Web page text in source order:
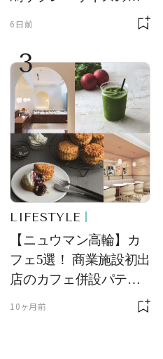
ーチ「はとっこ」を限
6日前
3
LIFESTYLE
【ニュウマン高輪】カ
フェ5選！ 商業施設初出
店のカフェ併設パティ
スリーやジェラテリア
10ヶ月前